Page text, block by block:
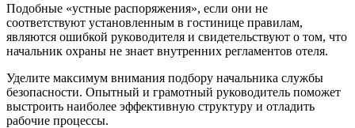
Подобные «устные распоряжения», если они не
соответствуют установленным в гостинице правилам,
являются ошибкой руководителя и свидетельствуют о том, что
начальник охраны не знает внутренних регламентов отеля.
Уделите максимум внимания подбору начальника службы
безопасности. Опытный и грамотный руководитель поможет
выстроить наиболее эффективную структуру и отладить
рабочие процессы.